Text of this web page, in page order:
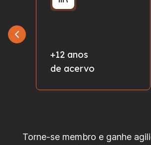
+12 anos
de acervo
Torne-se membro e ganhe